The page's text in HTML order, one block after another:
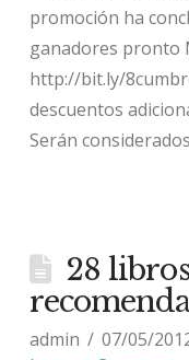
promoción ha
ganadores pronto
http://bit.ly/
descuentos
Serán
28
admin 07/05/